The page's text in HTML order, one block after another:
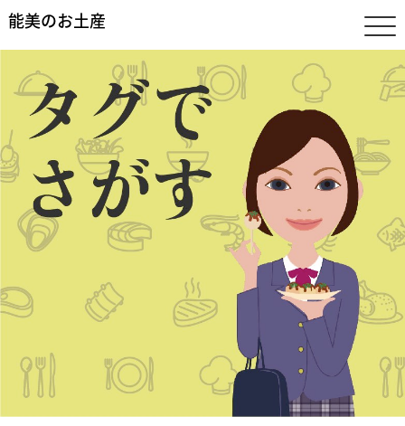
能美のお土産